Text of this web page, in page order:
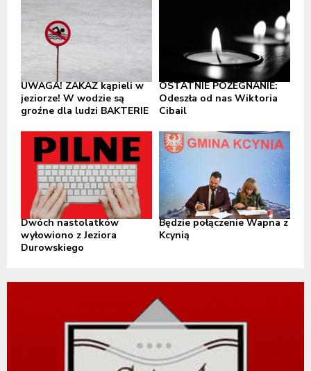
UWAGA! ZAKAZ kąpieli w
jeziorze! W wodzie są
groźne dla ludzi BAKTERIE
OSTATNIE POŻEGNANIE:
Odeszła od nas Wiktoria
Cibail
Dwóch nastolatków
wyłowiono z Jeziora
Durowskiego
Będzie połączenie Wapna z
Kcynią